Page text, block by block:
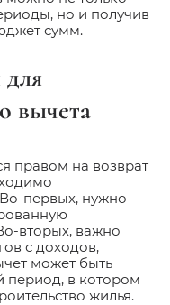
но и получив
сумм.
вычета
правом на возврат
Во-первых, нужно
вторых, важно
с доходов,
может быть
период, в котором
жилья.